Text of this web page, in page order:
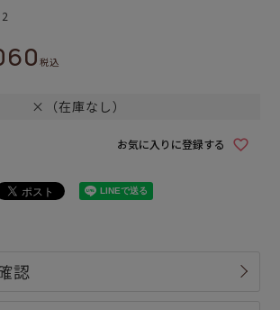
税込
×（在庫なし）
お気に入りに登録する